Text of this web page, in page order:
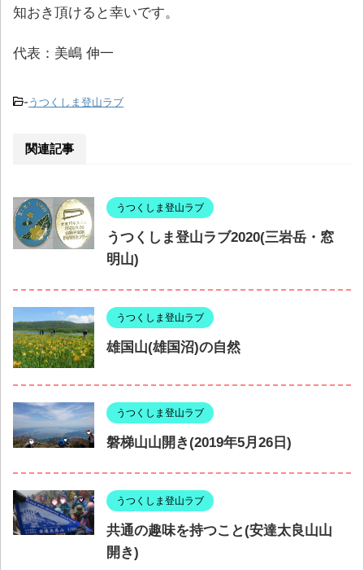
知おき頂けると幸いです。
代表：美嶋 伸一
-うつくしま登山ラブ
関連記事
うつくしま登山ラブ
うつくしま登山ラブ2020(三岩岳・窓
明山)
うつくしま登山ラブ
雄国山(雄国沼)の自然
うつくしま登山ラブ
磐梯山山開き(2019年5月26日)
うつくしま登山ラブ
共通の趣味を持つこと(安達太良山山
開き)